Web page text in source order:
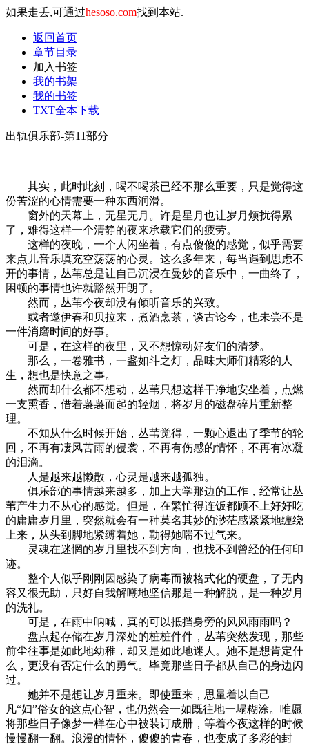
如果走丢,可通过hesoso.com找到本站.
返回首页
章节目录
加入书签
我的书架
我的书签
TXT全本下载
出轨俱乐部-第11部分
其实，此时此刻，喝不喝茶已经不那么重要，只是觉得这
份苦涩的心情需要一种东西润滑。
窗外的天幕上，无星无月。许是星月也让岁月烦扰得累
了，难得这样一个清静的夜来承载它们的疲劳。
这样的夜晚，一个人闲坐着，有点傻傻的感觉，似乎需要
来点儿音乐填充空荡荡的心灵。这么多年来，每当遇到思虑不
开的事情，丛苇总是让自己沉浸在曼妙的音乐中，一曲终了，
困顿的事情也许就豁然开朗了。
然而，丛苇今夜却没有倾听音乐的兴致。
或者邀伊春和贝拉来，煮酒烹茶，谈古论今，也未尝不是
一件消磨时间的好事。
可是，在这样的夜里，又不想惊动好友们的清梦。
那么，一卷雅书，一盏如斗之灯，品味大师们精彩的人
生，想也是快意之事。
然而却什么都不想动，丛苇只想这样干净地安坐着，点燃
一支熏香，借着袅袅而起的轻烟，将岁月的磁盘碎片重新整
理。
不知从什么时候开始，丛苇觉得，一颗心退出了季节的轮
回，不再有凄风苦雨的侵袭，不再有伤感的情怀，不再有冰凝
的泪滴。
人是越来越懒散，心灵是越来越孤独。
俱乐部的事情越来越多，加上大学那边的工作，经常让丛
苇产生力不从心的感觉。但是，在繁忙得连饭都顾不上好好吃
的庸庸岁月里，突然就会有一种莫名其妙的渺茫感紧紧地缠绕
上来，从头到脚地紧缚着她，勒得她喘不过气来。
灵魂在迷惘的岁月里找不到方向，也找不到曾经的任何印
迹。
整个人似乎刚刚因感染了病毒而被格式化的硬盘，了无内
容又很无助，只好自我解嘲地坚信那是一种解脱，是一种岁月
的洗礼。
可是，在雨中呐喊，真的可以抵挡身旁的风风雨雨吗？
盘点起存储在岁月深处的桩桩件件，丛苇突然发现，那些
前尘往事是如此地幼稚，却又是如此地迷人。她不是想肯定什
么，更没有否定什么的勇气。毕竟那些日子都从自己的身边闪
过。
她并不是想让岁月重来。即使重来，思量着以自己
凡“妇”俗女的这点心智，也仍然会一如既往地一塌糊涂。唯愿
将那些日子像梦一样在心中被装订成册，等着今夜这样的时候
慢慢翻一翻。浪漫的情怀，傻傻的青春，也变成了多彩的封